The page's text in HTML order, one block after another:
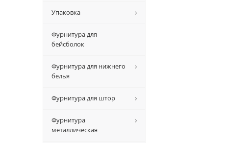
Упаковка
Фурнитура для
бейсболок
Фурнитура для нижнего
белья
Фурнитура для штор
Фурнитура
металлическая